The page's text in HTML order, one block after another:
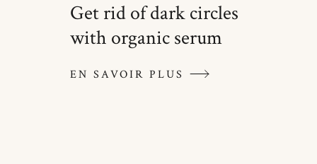
Get rid of dark circles
with organic serum
EN SAVOIR PLUS